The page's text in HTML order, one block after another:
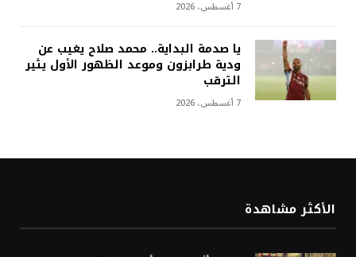
7 أغسطس، 2026
يا صدمة البداية.. محمد صلاح يغيب عن
ودية طرابزون وموعد الظهور الأول يثير
الترقب
7 أغسطس، 2026
الأكثر مشاهدة